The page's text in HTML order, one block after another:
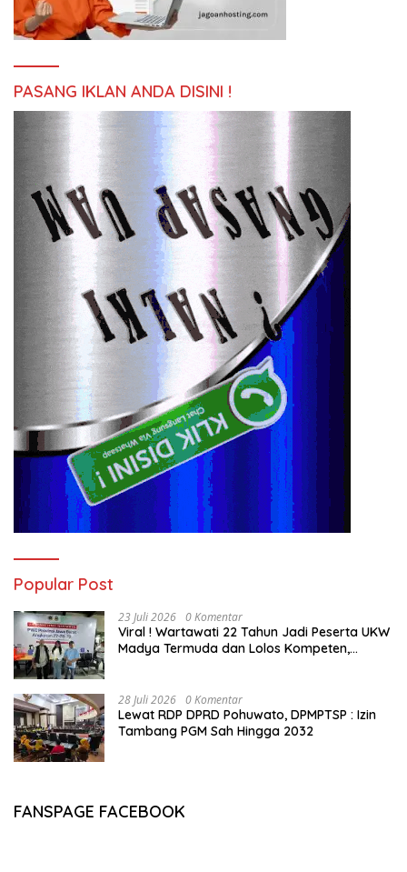
PASANG IKLAN ANDA DISINI !
Popular Post
23 Juli 2026 0 Komentar
Viral ! Wartawati 22 Tahun Jadi Peserta UKW
Madya Termuda dan Lolos Kompeten,
28 Juli 2026 0 Komentar
Lewat RDP DPRD Pohuwato, DPMPTSP : Izin
Tambang PGM Sah Hingga 2032
FANSPAGE FACEBOOK